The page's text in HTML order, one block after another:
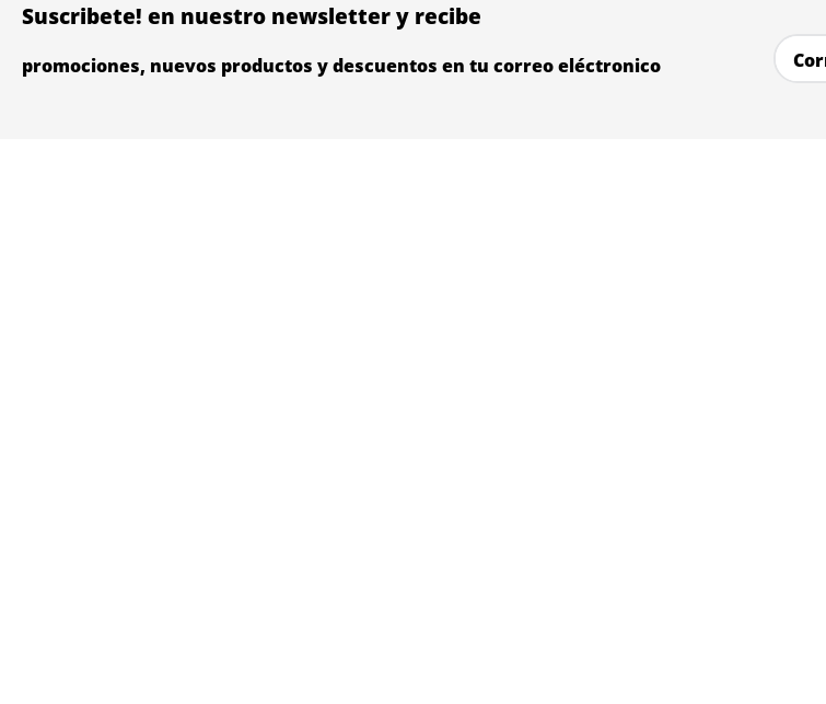
Suscribete! en nuestro newsletter y recibe
promociones, nuevos productos y descuentos en tu correo eléctronico